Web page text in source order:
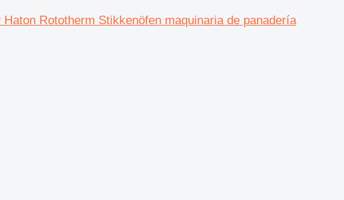
Rototherm Stikkenöfen maquinaria de panadería